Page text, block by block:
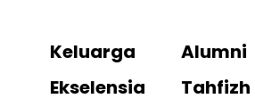
Keluarga
Ekselensia